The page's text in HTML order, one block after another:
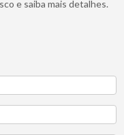
e saiba mais detalhes.